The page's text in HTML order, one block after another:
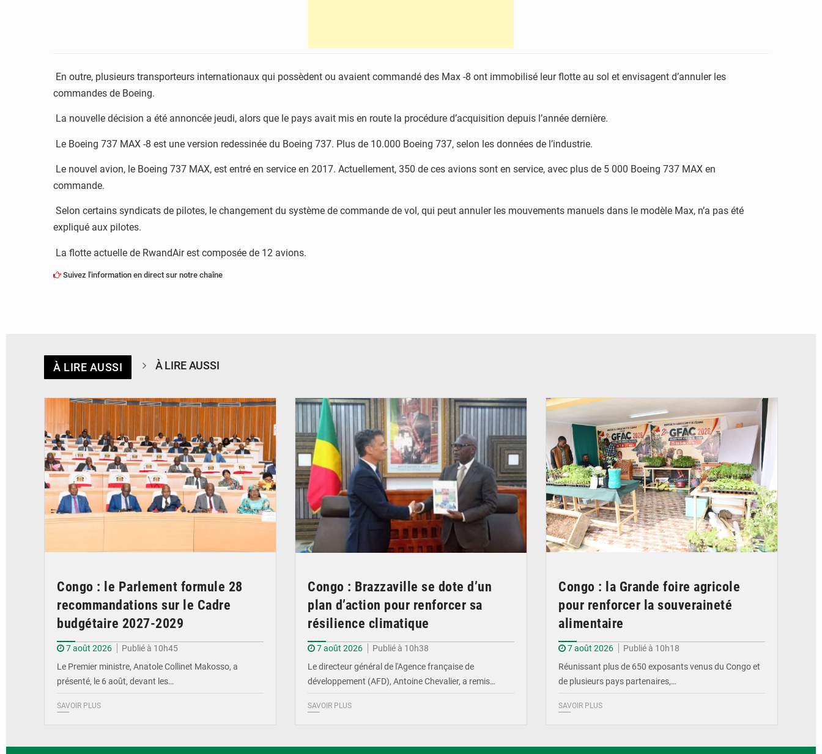
En outre, plusieurs transporteurs internationaux qui possèdent ou avaient commandé des Max -8 ont immobilisé leur flotte au sol et envisagent d’annuler les
commandes de Boeing.
La nouvelle décision a été annoncée jeudi, alors que le pays avait mis en route la procédure d’acquisition depuis l’année dernière.
Le Boeing 737 MAX -8 est une version redessinée du Boeing 737. Plus de 10.000 Boeing 737, selon les données de l’industrie.
Le nouvel avion, le Boeing 737 MAX, est entré en service en 2017. Actuellement, 350 de ces avions sont en service, avec plus de 5 000 Boeing 737 MAX en
commande.
Selon certains syndicats de pilotes, le changement du système de commande de vol, qui peut annuler les mouvements manuels dans le modèle Max, n’a pas été
expliqué aux pilotes.
La flotte actuelle de RwandAir est composée de 12 avions.
Suivez l'information en direct sur notre chaîne
À LIRE AUSSI À LIRE AUSSI
Congo : le Parlement formule 28
recommandations sur le Cadre
budgétaire 2027-2029
7 août 2026
Publié à 10h45
Le Premier ministre, Anatole Collinet Makosso, a
présenté, le 6 août, devant les…
SAVOIR PLUS
Congo : Brazzaville se dote d’un
plan d’action pour renforcer sa
résilience climatique
7 août 2026
Publié à 10h38
Le directeur général de l'Agence française de
développement (AFD), Antoine Chevalier, a remis…
SAVOIR PLUS
Congo : la Grande foire agricole
pour renforcer la souveraineté
alimentaire
7 août 2026
Publié à 10h18
Réunissant plus de 650 exposants venus du Congo et
de plusieurs pays partenaires,…
SAVOIR PLUS